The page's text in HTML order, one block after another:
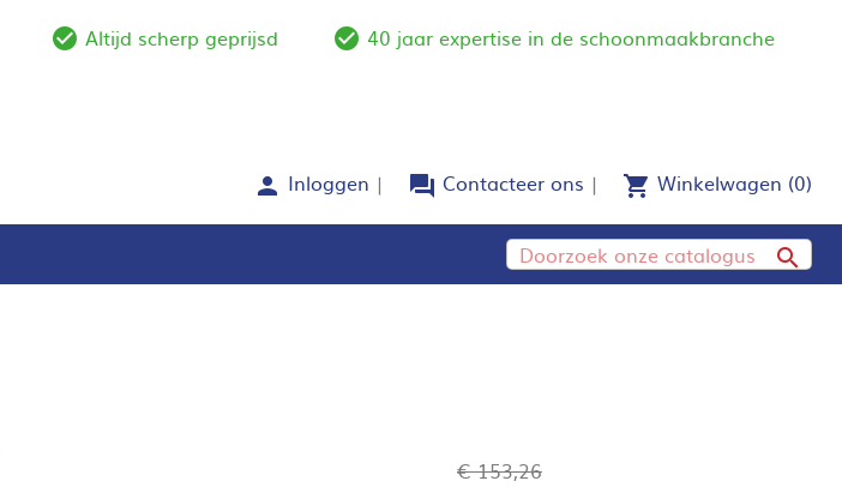
check_circle_outline
Altijd scherp geprijsd check_circle_outline
40 jaar expertise in de schoonmaakbranche
person Inloggen forum Contacteer ons shopping_cart Winkelwagen (0)

€ 153,26